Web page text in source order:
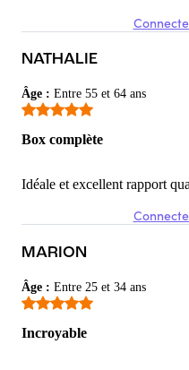
NATHALIE
Âge : Entre 55 et 64 ans
Box complète
Idéale et excellent rapport
MARION
Âge : Entre 25 et 34 ans
Incroyable